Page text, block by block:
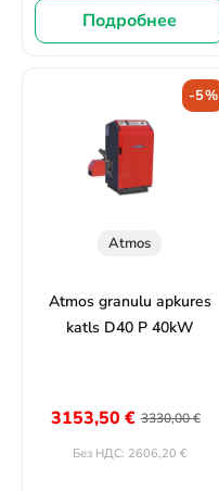
Подробнее
-5%
Atmos
Atmos granulu apkures
katls D40 P 40kW
3330,00€
3153,50 €
Без НДС: 2606,20 €